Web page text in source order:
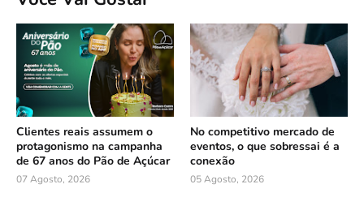
Clientes reais assumem o
protagonismo na campanha
de 67 anos do Pão de Açúcar
07 Agosto, 2026
No competitivo mercado de
eventos, o que sobressai é a
conexão
05 Agosto, 2026